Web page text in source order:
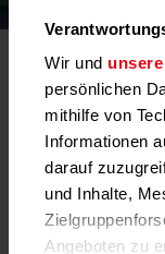
Wir und
persönlichen
mithilfe von
Informationen
darauf
und Inhalte,
Angeboten zu
Data Exchange
Schnell und
Managen Sie große
Die neuen Techem
einheitliche,
an unseres
Datentausch, der